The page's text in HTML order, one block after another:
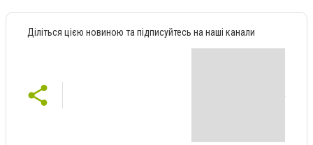
Діліться цією новиною та підписуйтесь на наші канали